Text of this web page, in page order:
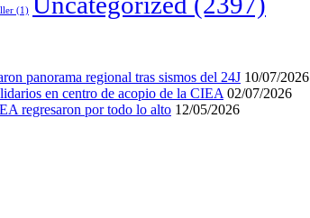
(1)
panorama regional tras sismos del 24J 10/07/2026
en centro de acopio de la CIEA 02/07/2026
regresaron por todo lo alto 12/05/2026